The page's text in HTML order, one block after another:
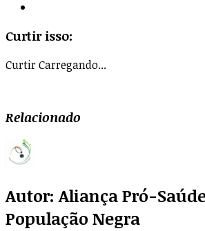
Curtir isso:
CurtirCarregando...
Relacionado
Autor: Aliança Pró-
População Negra